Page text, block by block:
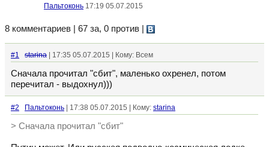
Пальтоконь 17:19 05.07.2015
8 комментариев | 67 за, 0 против
#1 starina | 17:35 05.07.2015 | Кому: Всем
Сначала прочитал "сбит", маленько охренел, потом
перечитал - выдохнул)))
#2 Пальтоконь | 17:38 05.07.2015 | Кому: starina
> Сначала прочитал "сбит"